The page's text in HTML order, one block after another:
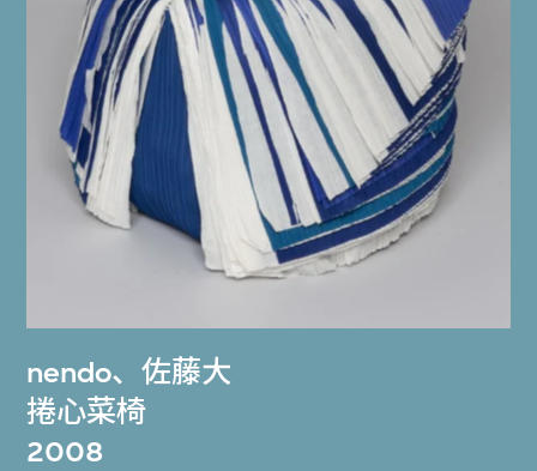
nendo、佐藤大
捲心菜椅
2008